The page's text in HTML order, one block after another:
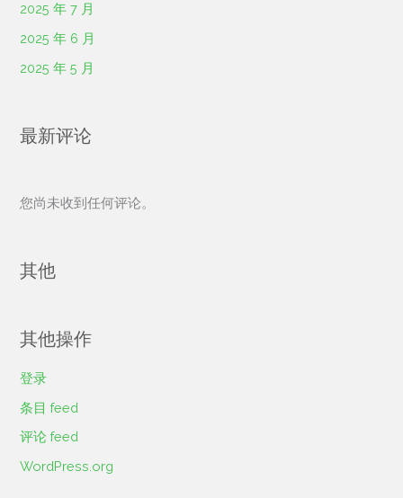
2025 年 7 月
2025 年 6 月
2025 年 5 月
最新评论
您尚未收到任何评论。
其他
其他操作
登录
条目 feed
评论 feed
WordPress.org